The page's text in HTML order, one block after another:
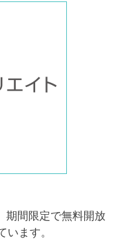
期間限定で無料開放
います。